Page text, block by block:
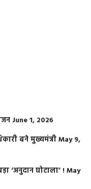
June 1, 2026
बने मुख्यमंत्रीMay 9,
‘अनुदान घोटाला’ !May